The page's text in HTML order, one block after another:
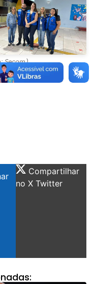
Secom)
Compartilhar
no X Twitter